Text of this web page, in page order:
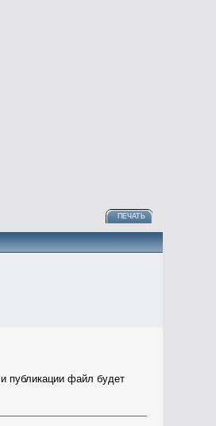
ПЕЧАТЬ
публикации файл будет